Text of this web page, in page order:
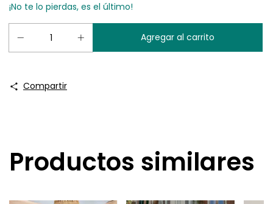
¡No te lo pierdas, es el último!
Compartir
Productos similares